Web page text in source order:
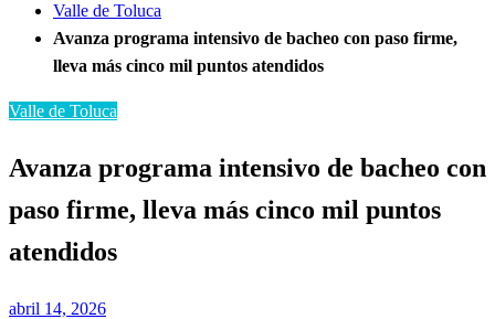
Valle de Toluca
Avanza programa intensivo de bacheo con paso firme,
lleva más cinco mil puntos atendidos
Valle de Toluca
Avanza programa intensivo de bacheo con
paso firme, lleva más cinco mil puntos
atendidos
Publicado
abril 14, 2026